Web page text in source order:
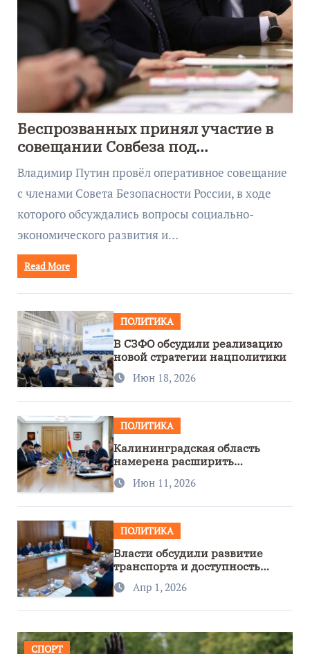
Беспрозванных принял участие в
совещании Совбеза под
руководством Путина
Владимир Путин провёл оперативное совещание
с членами Совета Безопасности России, в ходе
которого обсуждались вопросы социально-
экономического развития и…
Read More
ПОЛИТИКА
В СЗФО обсудили реализацию
новой стратегии нацполитики
Июн 18, 2026
ПОЛИТИКА
Калининградская область
намерена расширить
сотрудничество с Узбекистаном
Июн 11, 2026
ПОЛИТИКА
Власти обсудили развитие
транспорта и доступность
региона
Апр 1, 2026
СПОРТ